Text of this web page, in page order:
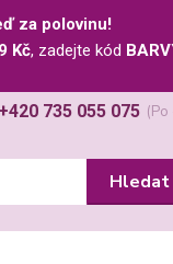
za polovinu!
Kč, zadejte kód
Hledat
+420 735 055 075